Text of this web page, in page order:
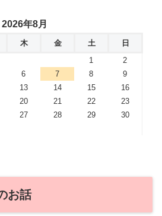
2026年8月
木 金 土
日
1
2
6 7 8
9
13 14 15
16
20 21 22
23
27 28 29
30
お話